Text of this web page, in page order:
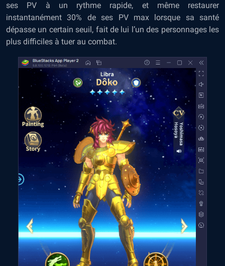
ses PV à un rythme rapide, et même restaurer
instantanément 30% de ses PV max lorsque sa santé
dépasse un certain seuil, fait de lui l’un des personnages les
plus difficiles à tuer au combat.